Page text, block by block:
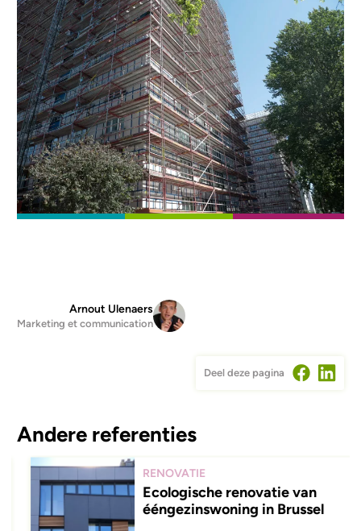
Arnout Ulenaers
Marketing et communication
Deel deze pagina
Andere referenties
RENOVATIE
Ecologische renovatie van
ééngezinswoning in Brussel